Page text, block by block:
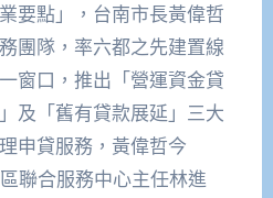
要點」，台南市長黃偉哲
團隊，率六都之先建置線
窗口，推出「營運資金貸
及「舊有貸款展延」三大
申貸服務，黃偉哲今
聯合服務中心主任林進